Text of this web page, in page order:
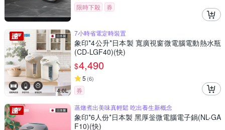
限時下殺 券
7小時省電定時裝置
象印*4公升*日本製 寬廣視窗微電腦電動熱水瓶
(CD-LGF40)(快)
$4,490
5 (6)
券
蒸燉煮出美味真輕鬆 吃出養生新概念
象印*6人份*日本製 黑厚釡微電腦電子鍋(NL-GA
F10)(快)